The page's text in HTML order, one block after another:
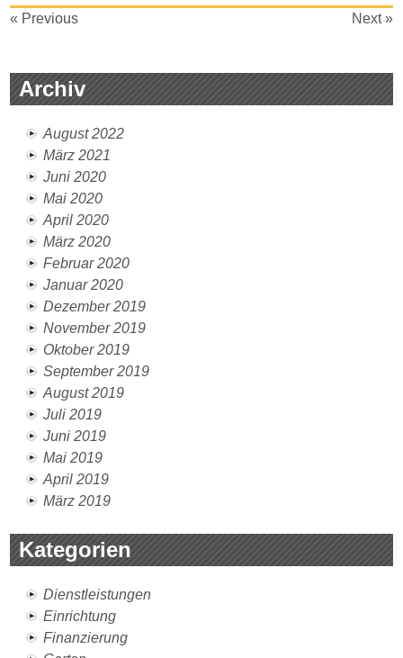
Beitragsnavigation
« Previous Next »
Archiv
August 2022
März 2021
Juni 2020
Mai 2020
April 2020
März 2020
Februar 2020
Januar 2020
Dezember 2019
November 2019
Oktober 2019
September 2019
August 2019
Juli 2019
Juni 2019
Mai 2019
April 2019
März 2019
Kategorien
Dienstleistungen
Einrichtung
Finanzierung